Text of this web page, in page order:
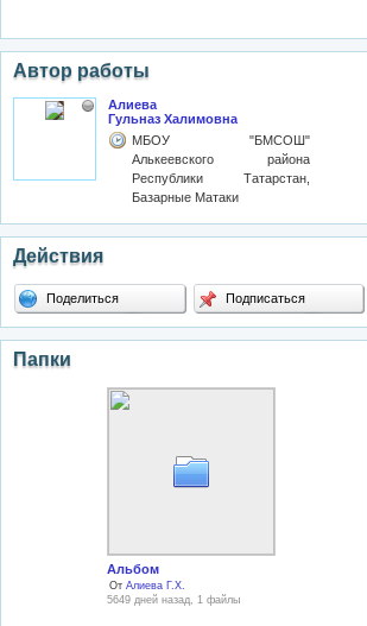
Автор работы
Алиева
Гульназ Халимовна
МБОУ "БМСОШ"
Алькеевского района
Республики Татарстан,
Базарные Матаки
Действия
Поделиться Подписаться
Папки
Альбом
От Алиева Г.Х.
5649 дней назад, 1 файлы